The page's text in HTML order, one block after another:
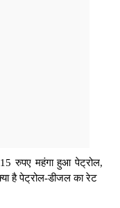
रुपए महंगा हुआ पेट्रोल,
है पेट्रोल-डीजल का रेट